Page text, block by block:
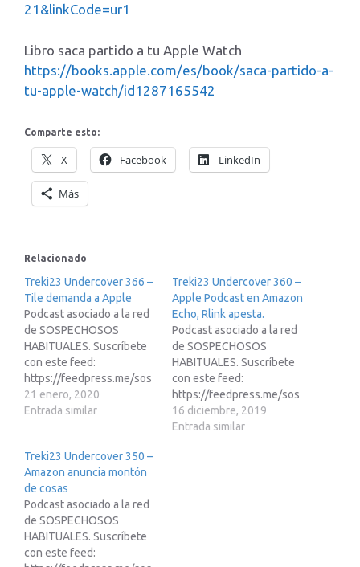
21&linkCode=ur1
Libro saca partido a tu Apple Watch
https://books.apple.com/es/book/saca-partido-a-
tu-apple-watch/id1287165542
Comparte esto:
X Facebook LinkedIn
Más
Relacionado
Treki23 Undercover 366 –
Tile demanda a Apple
Podcast asociado a la red
de SOSPECHOSOS
HABITUALES. Suscríbete
con este feed:
https://feedpress.me/sos
pechososhabitualesEnlac
e de afiliados de Amazon:
21&linkCode=ur1Libro
saca partido a tu Apple
Watch https://...
21 enero, 2020
Entrada similar
Treki23 Undercover 360 –
Apple Podcast en Amazon
Echo, Rlink apesta.
Podcast asociado a la red
de SOSPECHOSOS
HABITUALES. Suscríbete
con este feed:
https://feedpress.me/sos
pechososhabitualesEnlac
e de afiliados de Amazon:
16 diciembre, 2019
Entrada similar
Treki23 Undercover 350 –
Amazon anuncia montón
de cosas
Podcast asociado a la red
de SOSPECHOSOS
HABITUALES. Suscríbete
con este feed: